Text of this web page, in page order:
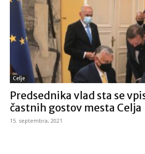
Celje
Predsednika vlad sta se
častnih gostov mesta Celja
15. septembra, 2021